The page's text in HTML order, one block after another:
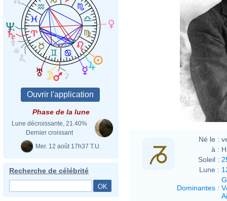
Phase de la lune
Lune décroissante, 21.40%
Dernier croissant
Mer. 12 août 17h37 T.U.
Recherche de célébrité
Né le :
à :
Soleil :
Lune :
Dominantes :